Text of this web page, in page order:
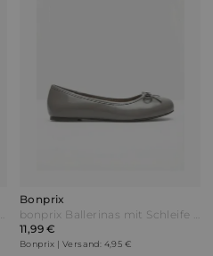
bonprix Ballerinas mit dekorativer Schnürung Blau
Bonprix
bonprix Ballerinas mit Schleife Braun
11,99 €
Bonprix | Versand: 4,95 €